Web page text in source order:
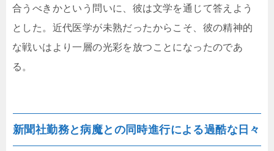
合うべきかという問いに、彼は文学を通じて答えよう
とした。近代医学が未熟だったからこそ、彼の精神的
な戦いはより一層の光彩を放つことになったのであ
る。
新聞社勤務と病魔との同時進行による過酷な日々